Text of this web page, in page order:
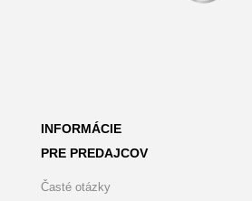
INFORMÁCIE
PRE PREDAJCOV
Časté otázky